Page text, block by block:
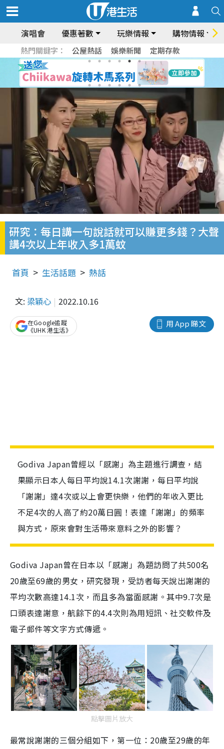
演唱會 優惠著數 玩樂情報 購物情報
熱門關鍵字： 公屋熱話 娛樂新聞 定期存款
研究：每日講一句說話就可以賺更多錢？大聲
講4次以上年收入多1萬蚊
首頁 生活話題 熱話
文: 梁穎心 2022.10.16
用 App 睇文
在Google追蹤
《UHK 港生活》
Godiva Japan曾經以「感謝」為主題進行調查，結
果顯示日本人每日平均說14.1次謝謝，每日平均說
「謝謝」達4次或以上會更快樂，他們的年收入更比
不足4次的人高了約20萬日圓！表達「謝謝」的頻率
與方式，原來會對生活帶來意料之外的影響？
Godiva Japan曾在日本以「感謝」為題訪問了共500名
20歲至69歲的男女，研究發現，受訪者每天說出謝謝的
平均次數高達14.1次，而且多為當面感謝。其中9.7次是
口頭表達謝意，航餘下的4.4次則為用短訊、社交軟件及
電子郵件等文字方式傳遞。
點擊圖片放大
最常說謝謝的三個分組如下，第一位：20歲至29歲的年